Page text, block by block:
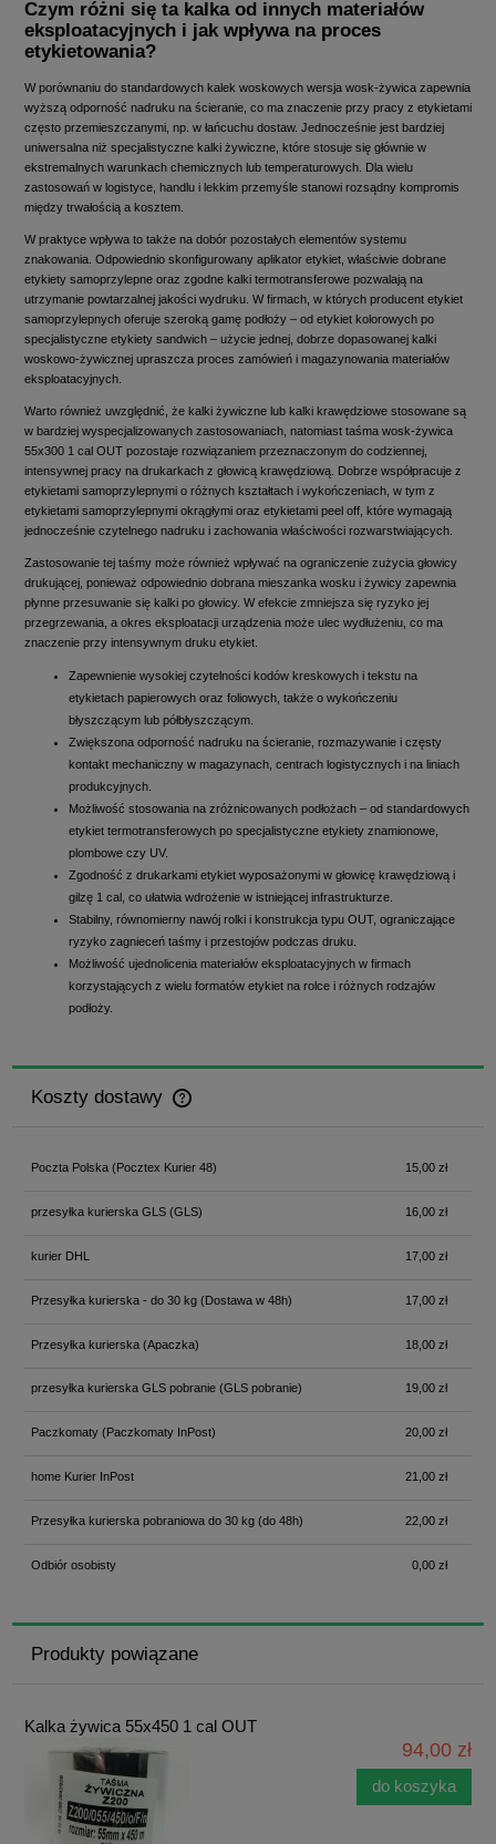
Czym różni się ta kalka od innych materiałów
eksploatacyjnych i jak wpływa na proces
etykietowania?
W porównaniu do standardowych kalek woskowych wersja wosk-żywica zapewnia
wyższą odporność nadruku na ścieranie, co ma znaczenie przy pracy z etykietami
często przemieszczanymi, np. w łańcuchu dostaw. Jednocześnie jest bardziej
uniwersalna niż specjalistyczne kalki żywiczne, które stosuje się głównie w
ekstremalnych warunkach chemicznych lub temperaturowych. Dla wielu
zastosowań w logistyce, handlu i lekkim przemyśle stanowi rozsądny kompromis
między trwałością a kosztem.
W praktyce wpływa to także na dobór pozostałych elementów systemu
znakowania. Odpowiednio skonfigurowany aplikator etykiet, właściwie dobrane
etykiety samoprzylepne oraz zgodne kalki termotransferowe pozwalają na
utrzymanie powtarzalnej jakości wydruku. W firmach, w których producent etykiet
samoprzylepnych oferuje szeroką gamę podłoży – od etykiet kolorowych po
specjalistyczne etykiety sandwich – użycie jednej, dobrze dopasowanej kalki
woskowo-żywicznej upraszcza proces zamówień i magazynowania materiałów
eksploatacyjnych.
Warto również uwzględnić, że kalki żywiczne lub kalki krawędziowe stosowane są
w bardziej wyspecjalizowanych zastosowaniach, natomiast taśma wosk-żywica
55x300 1 cal OUT pozostaje rozwiązaniem przeznaczonym do codziennej,
intensywnej pracy na drukarkach z głowicą krawędziową. Dobrze współpracuje z
etykietami samoprzylepnymi o różnych kształtach i wykończeniach, w tym z
etykietami samoprzylepnymi okrągłymi oraz etykietami peel off, które wymagają
jednocześnie czytelnego nadruku i zachowania właściwości rozwarstwiających.
Zastosowanie tej taśmy może również wpływać na ograniczenie zużycia głowicy
drukującej, ponieważ odpowiednio dobrana mieszanka wosku i żywicy zapewnia
płynne przesuwanie się kalki po głowicy. W efekcie zmniejsza się ryzyko jej
przegrzewania, a okres eksploatacji urządzenia może ulec wydłużeniu, co ma
znaczenie przy intensywnym druku etykiet.
Zapewnienie wysokiej czytelności kodów kreskowych i tekstu na
etykietach papierowych oraz foliowych, także o wykończeniu
błyszczącym lub półbłyszczącym.
Zwiększona odporność nadruku na ścieranie, rozmazywanie i częsty
kontakt mechaniczny w magazynach, centrach logistycznych i na liniach
produkcyjnych.
Możliwość stosowania na zróżnicowanych podłożach – od standardowych
etykiet termotransferowych po specjalistyczne etykiety znamionowe,
plombowe czy UV.
Zgodność z drukarkami etykiet wyposażonymi w głowicę krawędziową i
gilzę 1 cal, co ułatwia wdrożenie w istniejącej infrastrukturze.
Stabilny, równomierny nawój rolki i konstrukcja typu OUT, ograniczające
ryzyko zagnieceń taśmy i przestojów podczas druku.
Możliwość ujednolicenia materiałów eksploatacyjnych w firmach
korzystających z wielu formatów etykiet na rolce i różnych rodzajów
podłoży.
Koszty dostawy
Cena nie zawiera ewentualnych kosztów płatności
Poczta Polska(Pocztex Kurier 48) 15,00 zł
przesyłka kurierska GLS(GLS) 16,00 zł
kurier DHL 17,00 zł
Przesyłka kurierska - do 30 kg(Dostawa w 48h) 17,00 zł
Przesyłka kurierska (Apaczka) 18,00 zł
przesyłka kurierska GLS pobranie(GLS pobranie) 19,00 zł
Paczkomaty(Paczkomaty InPost) 20,00 zł
home Kurier InPost 21,00 zł
Przesyłka kurierska pobraniowa do 30 kg(do 48h) 22,00 zł
Odbiór osobisty 0,00 zł
Produkty powiązane
Kalka żywica 55x450 1 cal OUT
94,00 zł
do koszyka